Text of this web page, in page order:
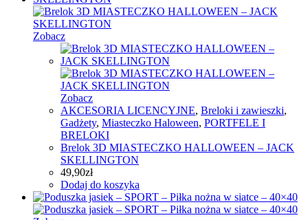
Zobacz
Zobacz
AKCESORIA LICENCYJNE, Breloki i zawieszki,
Gadżety, Miasteczko Haloween, PORTFELE I
BRELOKI
Brelok 3D MIASTECZKO HALLOWEEN – JACK
SKELLINGTON
49,90zł
Dodaj do koszyka